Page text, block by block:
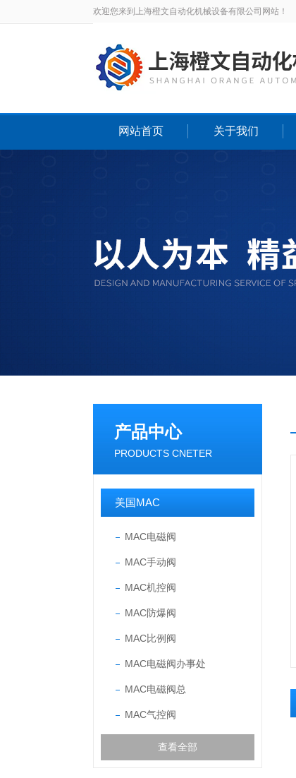
欢迎您来到上海橙文自动化机械设备有限公司网站！
网站首页 关于我们
产品中心
PRODUCTS CNETER
美国MAC
MAC电磁阀
MAC手动阀
MAC机控阀
MAC防爆阀
MAC比例阀
MAC电磁阀办事处
MAC电磁阀总
MAC气控阀
查看全部